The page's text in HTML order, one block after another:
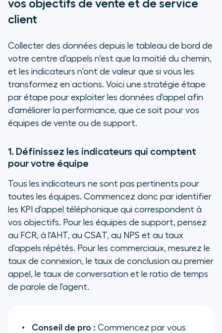
vos objectifs de vente et de service
client
Collecter des données depuis le tableau de bord de
votre centre d'appels n'est que la moitié du chemin,
et les indicateurs n'ont de valeur que si vous les
transformez en actions. Voici une stratégie étape
par étape pour exploiter les données d'appel afin
d'améliorer la performance, que ce soit pour vos
équipes de vente ou de support.
1. Définissez les indicateurs qui comptent
pour votre équipe
Tous les indicateurs ne sont pas pertinents pour
toutes les équipes. Commencez donc par identifier
les KPI d'appel téléphonique qui correspondent à
vos objectifs. Pour les équipes de support, pensez
au FCR, à l'AHT, au CSAT, au NPS et au taux
d'appels répétés. Pour les commerciaux, mesurez le
taux de connexion, le taux de conclusion au premier
appel, le taux de conversation et le ratio de temps
de parole de l'agent.
Conseil de pro : Commencez par vous